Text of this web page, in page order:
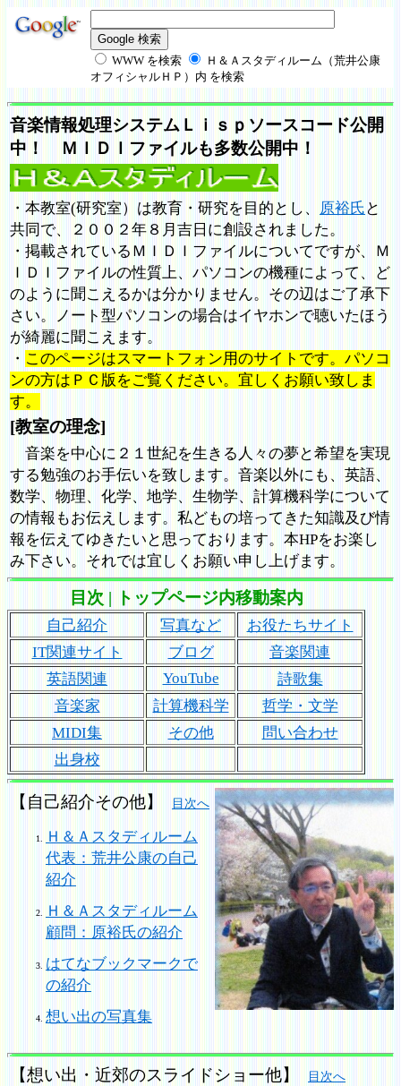
WWW を検索
Ｈ＆Ａスタディルーム（荒井公康
オフィシャルＨＰ）内 を検索
音楽情報処理システムＬｉｓｐソースコード公開
中！ ＭＩＤＩファイルも多数公開中！
・本教室(研究室）は教育・研究を目的とし、 原裕氏 と
共同で、２００２年８月吉日に創設されました。
・掲載されているＭＩＤＩファイルについてですが、Ｍ
ＩＤＩファイルの性質上、パソコンの機種によって、ど
のように聞こえるかは分かりません。その辺はご了承下
さい。ノート型パソコンの場合はイヤホンで聴いたほう
が綺麗に聞こえます。
・ このページはスマートフォン用のサイトです。パソコ
ンの方はＰＣ版をご覧ください。宜しくお願い致しま
す。
[教室の理念]
音楽を中心に２１世紀を生きる人々の夢と希望を実現
する勉強のお手伝いを致します。音楽以外にも、英語、
数学、物理、化学、地学、生物学、計算機科学について
の情報もお伝えします。私どもの培ってきた知識及び情
報を伝えてゆきたいと思っております。本HPをお楽し
み下さい。それでは宜しくお願い申し上げます。
目次 | トップページ内移動案内
自己紹介 写真など
お役たちサイト
IT関連サイト
ブログ
音楽関連
英語関連
YouTube
詩歌集
音楽家
計算機科学
哲学・文学
MIDI集
その他
問い合わせ
出身校
【自己紹介その他】 目次へ
Ｈ＆Ａスタディルーム
代表：荒井公康の自己
紹介
Ｈ＆Ａスタディルーム
顧問：原裕氏の紹介
はてなブックマークで
の紹介
想い出の写真集
【想い出・近郊のスライドショー他】 目次へ